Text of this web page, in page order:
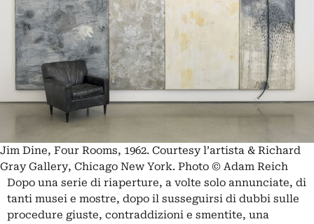
Jim Dine, Four Rooms, 1962. Courtesy l’artista & Richard
Gray Gallery, Chicago New York. Photo © Adam Reich
Dopo una serie di riaperture, a volte solo annunciate, di
tanti musei e mostre, dopo il susseguirsi di dubbi sulle
procedure giuste, contraddizioni e smentite, una